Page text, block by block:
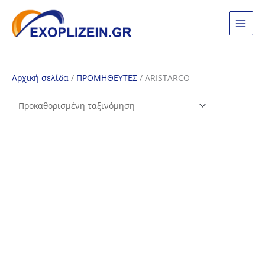
στο
περιεχόμενο
Αρχική σελίδα / ΠΡΟΜΗΘΕΥΤΕΣ / ARISTARCO